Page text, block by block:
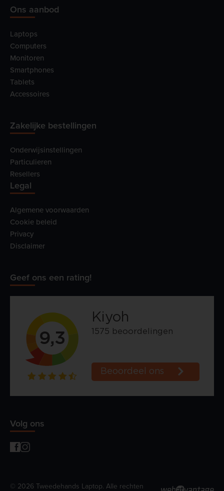
Ons aanbod
Laptops
Computers
Monitoren
Smartphones
Tablets
Accessoires
Zakelijke bestellingen
Onderwijsinstellingen
Particulieren
Resellers
Legal
Algemene voorwaarden
Cookie beleid
Privacy
Disclaimer
Geef ons een rating!
Volg ons
© 2026 Tweedehands Laptop. Alle rechten